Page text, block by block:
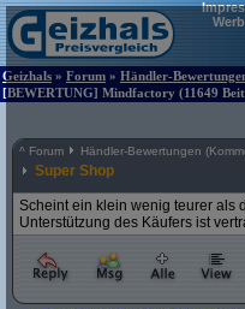
Geizhals » Forum » Händler-
[BEWERTUNG] Mindfactory (11649
^ Forum Händler-Bewertungen
Super Shop
Scheint ein klein wenig teurer als
Unterstützung des Käufers ist